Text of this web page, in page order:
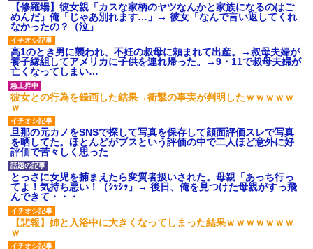
【修羅場】彼女親「カスな家柄のヤツなんかと家族になるのはご
めんだ」俺「じゃあ別れます…」→ 彼女「なんで言い返してくれ
なかったの？（泣」
高1のとき男に襲われ、不妊の叔母に頼まれて出産。→叔母夫婦が
養子縁組してアメリカに子供を連れ帰った。→9・11で叔母夫婦が
亡くなってしまい…
彼女との行為を録画した結果→衝撃の事実が判明したｗｗｗｗｗ
ｗ
旦那の元カノをSNSで探して写真を保存して顔面評価スレで写真
を晒してた。ほとんどがブスという評価の中で二人ほど意外に好
評価で苦々しく思った
とっさに女児を捕まえたら変質者扱いされた。母親「あっち行っ
てよ！気持ち悪い！（ｼｯｼｯ」→ 後日、俺を見つけた母親がすっ飛
んできて・・・
【悲報】姉と入浴中に大きくなってしまった結果ｗｗｗｗｗｗｗ
ｗ